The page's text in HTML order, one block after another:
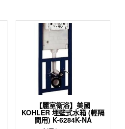
【麗室衛浴】美國
KOHLER 埋壁式水箱 (輕隔
間用) K-6284K-NA